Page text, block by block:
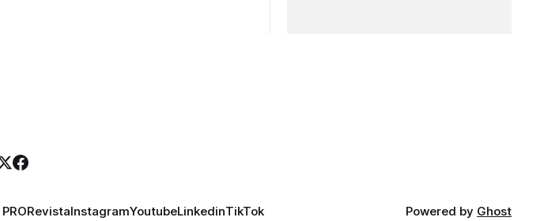
RevistaInstagramYoutubeLinkedinTikTok Powered by Ghost